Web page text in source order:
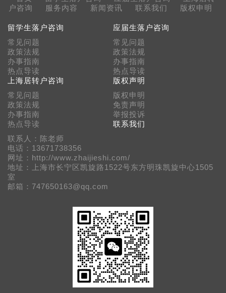
户咨询
服务内容 新闻资讯 联系我们 版权申明
留学生落户咨询
常见问题
政策法规
办事指南
热点导读
应届生落户咨询
常见问题
政策法规
办事指南
热点导读
上海居转户咨询
常见问题
政策法规
办事指南
热点导读
版权声明
版权申明
免责声明
举报投诉
联系我们
联系人：陈老师
电话：13671738356
网址：http://www.zhaijieshi.com/
地址：上海市长宁区凯旋路1522号东方明珠凯旋中心1505
室
邮箱：747650163@qq.com